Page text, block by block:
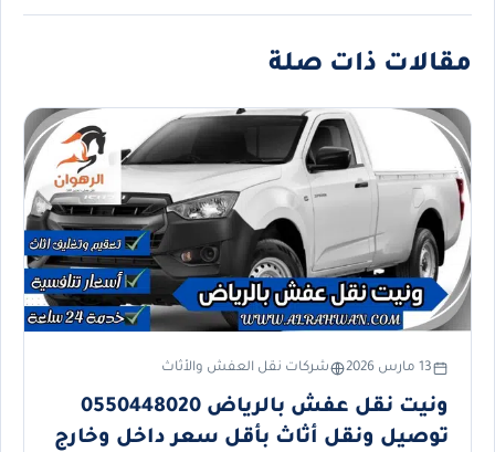
مقالات ذات صلة
13 مارس 2026 شركات نقل العفش والأثاث
ونيت نقل عفش بالرياض 0550448020
توصيل ونقل أثاث بأقل سعر داخل وخارج